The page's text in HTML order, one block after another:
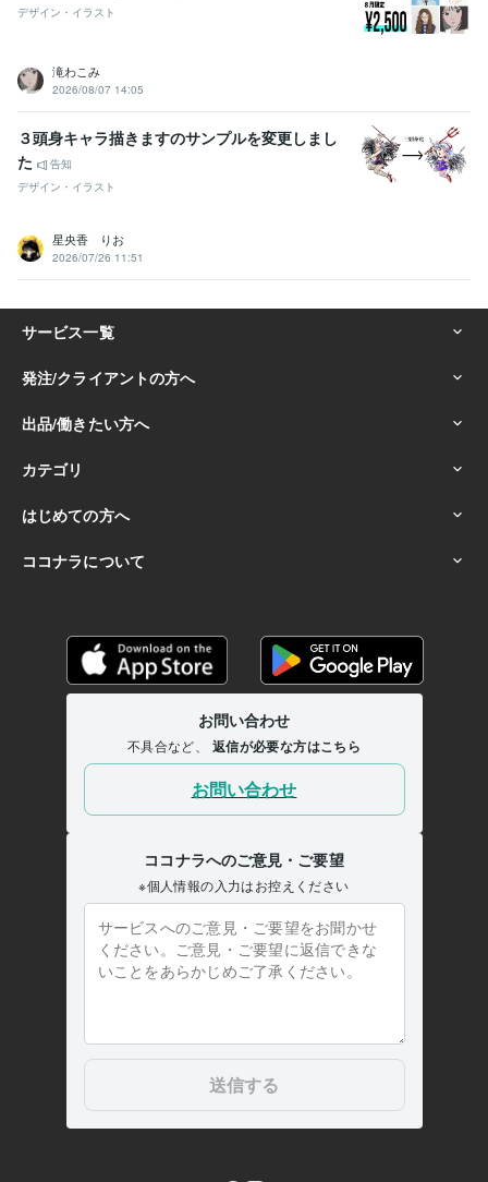
デザイン・イラスト
滝わこみ
2026/08/07 14:05
３頭身キャラ描きますのサンプルを変更しまし
た
告知
デザイン・イラスト
星央香 りお
2026/07/26 11:51